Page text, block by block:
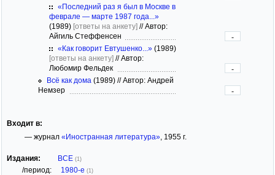
«Последний раз я был в Москве в
феврале — марте 1987 года...»
(1989) [ответы на анкету] //Автор:
Айгиль Стеффенсен
-
«Как говорит Евтушенко...» (1989)
[ответы на анкету] //Автор:
Любомир Фельдек
-
Всё как дома (1989) //Автор: Андрей
Немзер
-
Входит в:
— журнал «Иностранная литература», 1955 г.
Издания: ВСЕ (1)
/период: 1980-е (1)